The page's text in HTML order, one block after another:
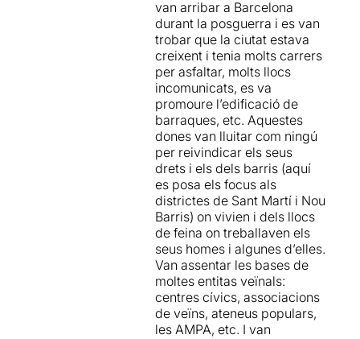
van arribar a Barcelona
durant la posguerra i es van
trobar que la ciutat estava
creixent i tenia molts carrers
per asfaltar, molts llocs
incomunicats, es va
promoure l’edificació de
barraques, etc. Aquestes
dones van lluitar com ningú
per reivindicar els seus
drets i els dels barris (aquí
es posa els focus als
districtes de Sant Martí i Nou
Barris) on vivien i dels llocs
de feina on treballaven els
seus homes i algunes d’elles.
Van assentar les bases de
moltes entitas veïnals:
centres cívics, associacions
de veïns, ateneus populars,
les AMPA, etc. I van